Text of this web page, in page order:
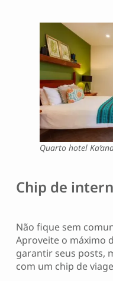
Quarto hotel
Chip de
Não fique sem
Aproveite o máximo
garantir seus posts,
com um chip de